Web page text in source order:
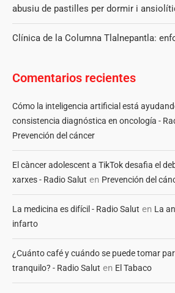
abusiu de pastilles per dormir i
Clínica de la Columna Tlalnepantla:
Comentarios recientes
Cómo la inteligencia artificial está
consistencia diagnóstica en oncología -
Prevención del cáncer
El càncer adolescent a TikTok desafia el
xarxes - Radio Salut en Prevención del
La medicina es difícil - Radio Salut en La
infarto
¿Cuánto café y cuándo se puede tomar
tranquilo? - Radio Salut en El Tabaco